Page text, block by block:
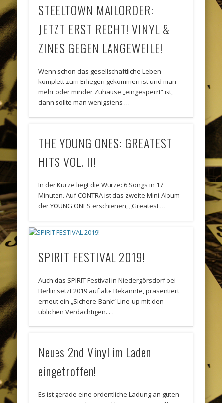
STEELTOWN MAILORDER:
JETZT ERST RECHT! VINYL &
ZINES GEGEN LANGEWEILE!
Wenn schon das gesellschaftliche Leben
komplett zum Erliegen gekommen ist und man
mehr oder minder Zuhause „eingesperrt“ ist,
dann sollte man wenigstens …
THE YOUNG ONES: GREATEST
HITS VOL. II!
In der Kürze liegt die Würze: 6 Songs in 17
Minuten. Auf CONTRA ist das zweite Mini-Album
der YOUNG ONES erschienen, „Greatest …
SPIRIT FESTIVAL 2019!
Auch das SPIRIT Festival in Niedergörsdorf bei
Berlin setzt 2019 auf alte Bekannte, präsentiert
erneut ein „Sichere-Bank“ Line-up mit den
üblichen Verdächtigen. …
Neues 2nd Vinyl im Laden
eingetroffen!
Es ist gerade eine ordentliche Ladung an guten